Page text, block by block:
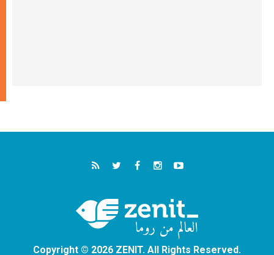
Copyright © 2026 ZENIT. All Rights Reserved.